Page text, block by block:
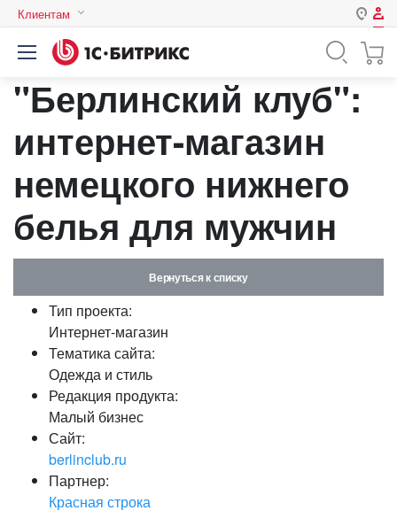
Клиентам
Казахстан
Беларусь
Авторизация
Нет аккаунта?Зарегистрироваться
Логин
Пароль
компьютере
Забыли свой пароль?
или войдите с помощью
"Берлинский клуб":
интернет-магазин
немецкого нижнего
белья для мужчин
Вернуться к списку
Тип проекта:
Интернет-магазин
Тематика сайта:
Одежда и стиль
Редакция продукта:
Малый бизнес
Сайт:
berlinclub.ru
Партнер:
Красная строка